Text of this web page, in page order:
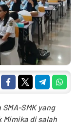
SMK yang
Mimika di salah